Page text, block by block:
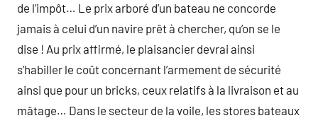
de l’impôt… Le prix arboré d’un bateau ne concorde
jamais à celui d’un navire prêt à chercher, qu’on se le
dise ! Au prix affirmé, le plaisancier devrai ainsi
s’habiller le coût concernant l’armement de sécurité
ainsi que pour un bricks, ceux relatifs à la livraison et au
mâtage… Dans le secteur de la voile, les stores bateaux